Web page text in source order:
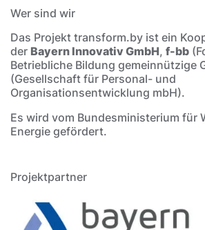
Wer sind wir
Das Projekt transform.by ist ein
der Bayern Innovativ GmbH, f-bb
Betriebliche Bildung gemeinnützige
(Gesellschaft für Personal- und
Organisationsentwicklung mbH).
Es wird vom Bundesministerium für
Energie gefördert.
Projektpartner